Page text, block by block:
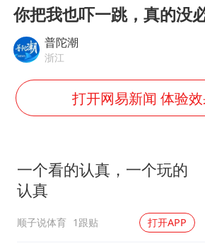
沙特否认与胡
汕头市政府被
你把我也吓一跳，真的没
普陀潮
浙江
打开网易新闻 体验
一个看的认真，一个玩的
认真
顺子说体育 1跟贴 打开APP